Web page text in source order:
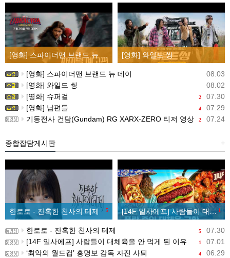
[영화] 와일드 씽
08.03
[영화] 스파이더맨 브랜드 뉴 데이
08.02
[영화] 와일드 씽
2 07.30
[영화] 슈퍼걸
4 07.29
[영화] 남편들
2 07.24
기동전사 건담(Gundam) RG XARX-ZERO 티저 영상
+
종합잡담게시판
5
한로로 - 잔혹한 천사의 테제 1
[14F 일사에프] 사람들이 대체육을 안 먹게 된 이유
5 07.30
한로로 - 잔혹한 천사의 테제
1 07.01
[14F 일사에프] 사람들이 대체육을 안 먹게 된 이유
4 06.29
‘최악의 월드컵’ 홍명보 감독 자진 사퇴